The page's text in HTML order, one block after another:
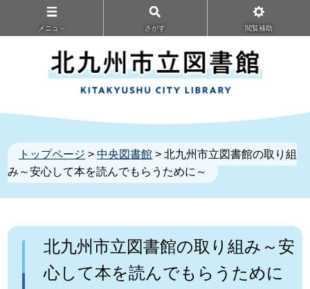
メニュ－ さがす 閲覧補助
トップページ >中央図書館 > 北九州市立図書館の取り組
み～安心して本を読んでもらうために～
北九州市立図書館の取り組み～安
心して本を読んでもらうために